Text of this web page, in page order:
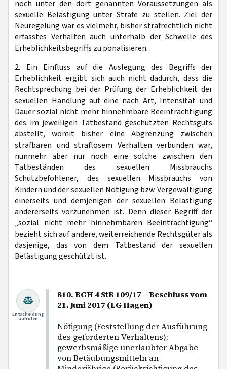
noch unter den dort genannten Voraussetzungen als
sexuelle Belästigung unter Strafe zu stellen. Ziel der
Neuregelung war es vielmehr, bisher strafrechtlich nicht
erfasstes Verhalten auch unterhalb der Schwelle des
Erheblichkeitsbegriffs zu pönalisieren.
2. Ein Einfluss auf die Auslegung des Begriffs der
Erheblichkeit ergibt sich auch nicht dadurch, dass die
Rechtsprechung bei der Prüfung der Erheblichkeit der
sexuellen Handlung auf eine nach Art, Intensität und
Dauer sozial nicht mehr hinnehmbare Beeinträchtigung
des im jeweiligen Tatbestand geschützten Rechtsguts
abstellt, womit bisher eine Abgrenzung zwischen
strafbaren und straflosem Verhalten verbunden war,
nunmehr aber nur noch eine solche zwischen den
Tatbeständen des sexuellen Missbrauchs
Schutzbefohlener, des sexuellen Missbrauchs von
Kindern und der sexuellen Nötigung bzw. Vergewaltigung
einerseits und demjenigen der sexuellen Belästigung
andererseits vorzunehmen ist. Denn dieser Begriff der
„sozial nicht mehr hinnehmbaren Beeinträchtigung“
bezieht sich auf andere, weiterreichende Rechtsgüter als
dasjenige, das von dem Tatbestand der sexuellen
Belästigung geschützt ist.
810. BGH 4 StR 109/17 – Beschluss vom
21. Juni 2017 (LG Hagen)
Nötigung (Feststellung der Ausführung
des geforderten Verhaltens);
gewerbsmäßige unerlaubter Abgabe
von Betäubungsmitteln an
Entscheidung
aufrufen